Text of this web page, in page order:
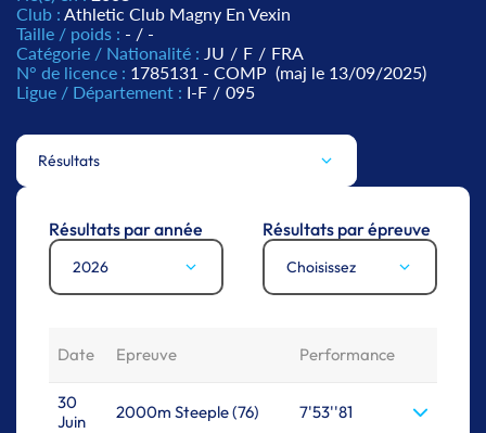
Club : Athletic Club Magny En Vexin
Taille / poids : - / -
Catégorie / Nationalité : JU / F / FRA
N° de licence : 1785131 - COMP (maj le 13/09/2025)
Ligue / Département : I-F / 095
Résultats
Résultats par année
2026
Résultats par épreuve
Choisissez
Date Epreuve Performance
30
Juin
2000m Steeple (76) 7'53''81